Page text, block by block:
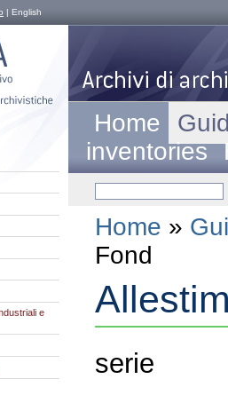
| English
e
Home
inventories
Home »
Fond
serie